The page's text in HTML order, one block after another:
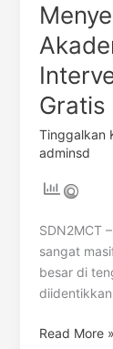
Gratis
Tinggalkan
adminsd
SDN2MCT
sangat
besar di
diidentikkan
Read More »